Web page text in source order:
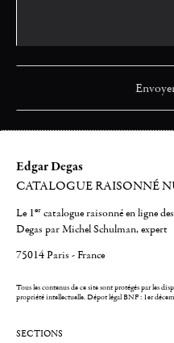
Edgar Degas
CATALOGUE RAISONNÉ
Le 1er catalogue raisonné en ligne
Degas par Michel Schulman, expert
75014 Paris - France
Tous les contenus de ce site sont protégés par les
propriété intellectuelle.Dépot légal BNF : 1er
SECTIONS